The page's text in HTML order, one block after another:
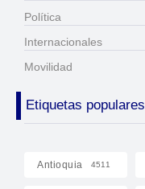
Política
Internacionales
Movilidad
Etiquetas populares
Antioquia 4511